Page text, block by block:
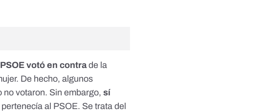
votó en contrade la
De hecho, algunos
no votaron. Sin embargo,sí
al PSOE. Se trata del